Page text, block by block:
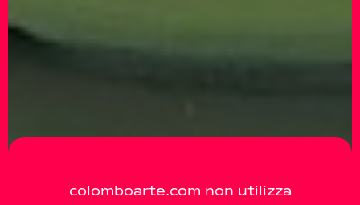
colomboarte.com non utilizza